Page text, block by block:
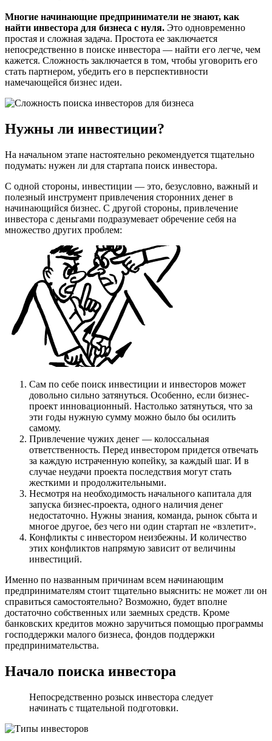
Многие начинающие предприниматели не знают, как
найти инвестора для бизнеса с нуля. Это одновременно
простая и сложная задача. Простота ее заключается
непосредственно в поиске инвестора — найти его легче, чем
кажется. Сложность заключается в том, чтобы уговорить его
стать партнером, убедить его в перспективности
намечающейся бизнес идеи.
Нужны ли инвестиции?
На начальном этапе настоятельно рекомендуется тщательно
подумать: нужен ли для стартапа поиск инвестора.
С одной стороны, инвестиции — это, безусловно, важный и
полезный инструмент привлечения сторонних денег в
начинающийся бизнес. С другой стороны, привлечение
инвестора с деньгами подразумевает обречение себя на
множество других проблем:
Сам по себе поиск инвестиции и инвесторов может
довольно сильно затянуться. Особенно, если бизнес-
проект инновационный. Настолько затянуться, что за
эти годы нужную сумму можно было бы осилить
самому.
Привлечение чужих денег — колоссальная
ответственность. Перед инвестором придется отвечать
за каждую истраченную копейку, за каждый шаг. И в
случае неудачи проекта последствия могут стать
жесткими и продолжительными.
Несмотря на необходимость начального капитала для
запуска бизнес-проекта, одного наличия денег
недостаточно. Нужны знания, команда, рынок сбыта и
многое другое, без чего ни один стартап не «взлетит».
Конфликты с инвестором неизбежны. И количество
этих конфликтов напрямую зависит от величины
инвестиций.
Именно по названным причинам всем начинающим
предпринимателям стоит тщательно выяснить: не может ли он
справиться самостоятельно? Возможно, будет вполне
достаточно собственных или заемных средств. Кроме
банковских кредитов можно заручиться помощью программы
господдержки малого бизнеса, фондов поддержки
предпринимательства.
Начало поиска инвестора
Непосредственно розыск инвестора следует
начинать с тщательной подготовки.